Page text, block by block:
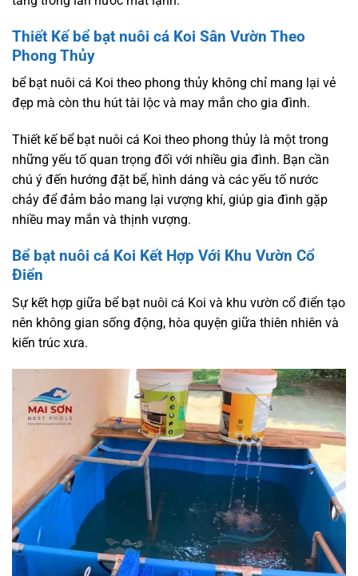
Thiết Kế bể bạt nuôi cá Koi Sân Vườn Theo
Phong Thủy
bể bạt nuôi cá Koi theo phong thủy không chỉ mang lại vẻ
đẹp mà còn thu hút tài lộc và may mắn cho gia đình.
Thiết kế bể bạt nuôi cá Koi theo phong thủy là một trong
những yếu tố quan trọng đối với nhiều gia đình. Bạn cần
chú ý đến hướng đặt bể, hình dáng và các yếu tố nước
chảy để đảm bảo mang lại vượng khí, giúp gia đình gặp
nhiều may mắn và thịnh vượng.
Bể bạt nuôi cá Koi Kết Hợp Với Khu Vườn Cổ
Điển
Sự kết hợp giữa bể bạt nuôi cá Koi và khu vườn cổ điển tạo
nên không gian sống động, hòa quyện giữa thiên nhiên và
kiến trúc xưa.